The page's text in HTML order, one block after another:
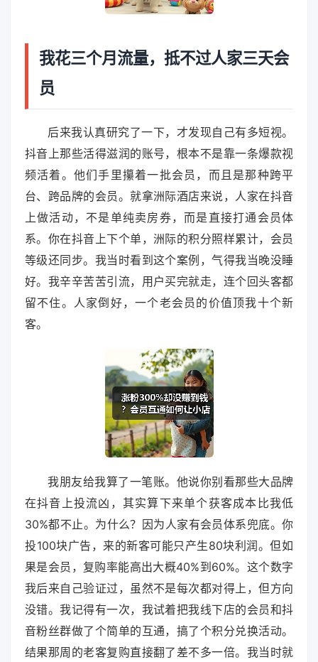
我花三个月流量，抵不过人家三天会
员
后来我认真研究了一下，才发现自己有多短视。
抖音上那些活得滋润的账号，根本不是靠一条爆款视
频活着。他们手里攥着一批会员，而且是那种跨平
台、跨品牌的会员。就拿洲际酒店来说，人家在抖音
上做活动，不是单纯卖房券，而是直接打通会员体
系。你在抖音上下个单，洲际的积分照样累计，会员
等级还同步。我当时看到这个案例，气得我当晚没睡
好。我辛辛苦苦引流，用户买完就走，连个回头客都
留不住。人家倒好，一个老会员的价值顶我十个新
客。
我朋友给我算了一笔账。他说你别看那些大品牌
在抖音上投流凶，其实算下来单个获客成本比我低
30%都不止。为什么？因为人家有会员体系兜底。你
投100块广告，来的新客可能只产生80块利润。但如
果是会员，复购率能高出大概40%到60%。这个数字
我后来自己验证过，虽然不是每次都对得上，但方向
没错。我记得有一次，我试着把我线下店的会员和抖
音粉丝群做了个简单的互通，搞了个积分兑换活动。
结果那周的老客复购直接翻了差不多一倍。我当时就